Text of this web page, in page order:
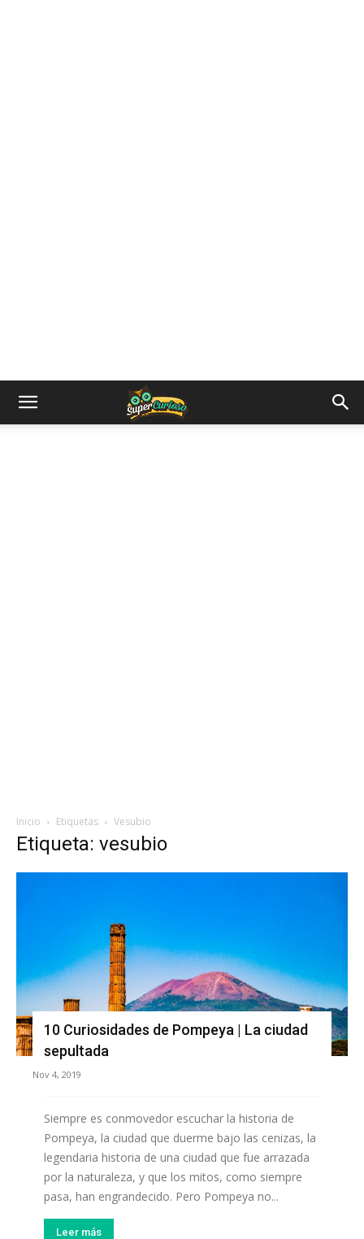
Inicio Etiquetas Vesubio
Etiqueta: vesubio
10 Curiosidades de Pompeya | La ciudad
sepultada
Nov 4, 2019
Siempre es conmovedor escuchar la historia de
Pompeya, la ciudad que duerme bajo las cenizas, la
legendaria historia de una ciudad que fue arrazada
por la naturaleza, y que los mitos, como siempre
pasa, han engrandecido. Pero Pompeya no...
Leer más